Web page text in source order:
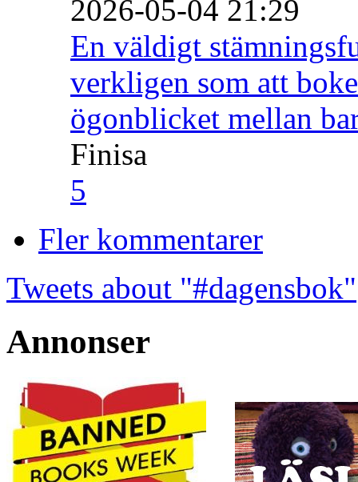
2026-05-04 21:29
En väldigt
verkligen som att
ögonblicket mellan
Finisa
5
Fler kommentarer
Tweets about "#dagensbok"
Annonser